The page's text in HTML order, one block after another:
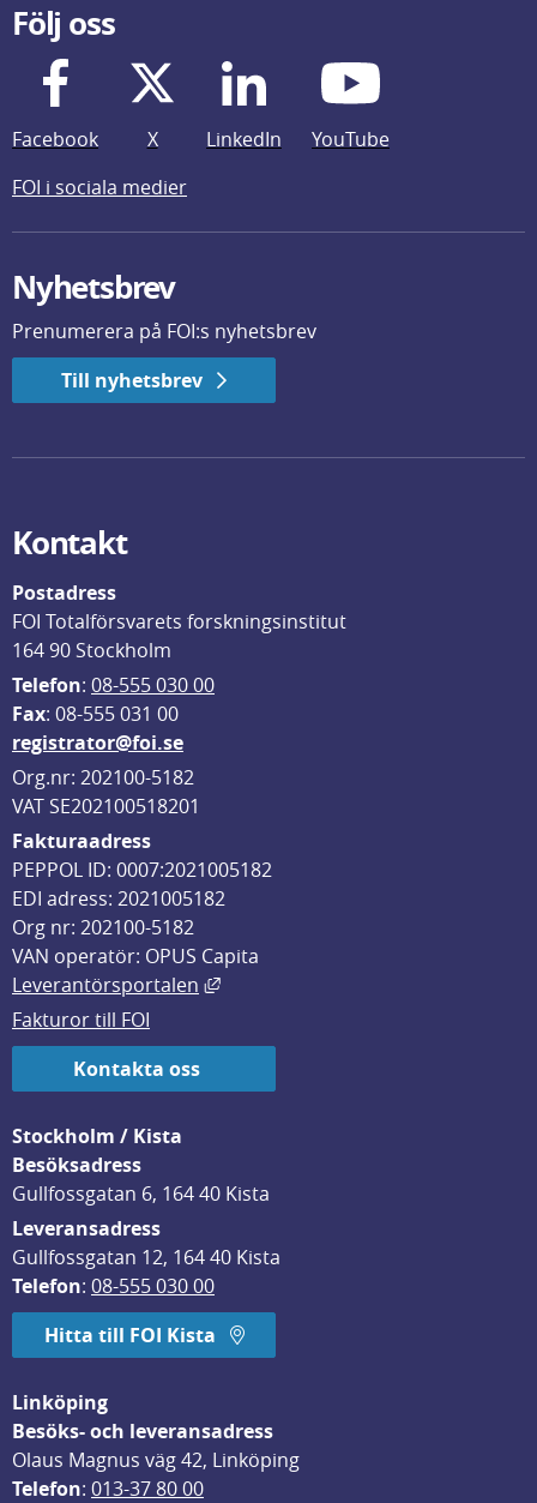
Följ oss
Facebook X LinkedIn
YouTube
FOI i sociala medier
Nyhetsbrev
Prenumerera på FOI:s nyhetsbrev
Till nyhetsbrev
Kontakt
Postadress
FOI Totalförsvarets forskningsinstitut
164 90 Stockholm
Telefon: 08-555 030 00
Fax: 08-555 031 00
registrator@foi.se
Org.nr: 202100-5182
VAT SE202100518201
Fakturaadress
PEPPOL ID: 0007:2021005182
EDI adress: 2021005182
Org nr: 202100-5182
VAN operatör: OPUS Capita
Leverantörsportalen
Länk till annan webbplats, öppnas
Fakturor till FOI
Kontakta oss
Stockholm / Kista
Besöksadress
Gullfossgatan 6, 164 40 Kista
Leveransadress
Gullfossgatan 12, 164 40 Kista
Telefon: 08-555 030 00
Hitta till FOI Kista
Linköping
Besöks- och leveransadress
Olaus Magnus väg 42, Linköping
Telefon: 013-37 80 00